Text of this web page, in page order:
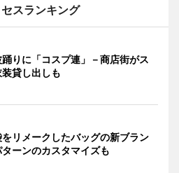
スランキング
りに「コスプ連」－商店街がス
貸し出しも
リメークしたバッグの新ブラン
ーンのカスタマイズも